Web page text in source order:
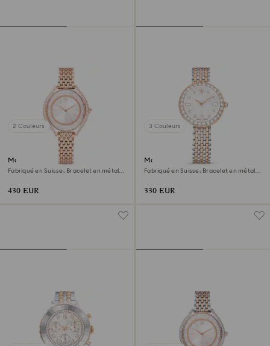
2 Couleurs
Montre Crystalline aura
Fabriqué en Suisse, Bracelet en métal,
430 EUR
3 Couleurs
Montre Matrix tennis 7-link
Fabriqué en Suisse, Bracelet en métal,
330 EUR